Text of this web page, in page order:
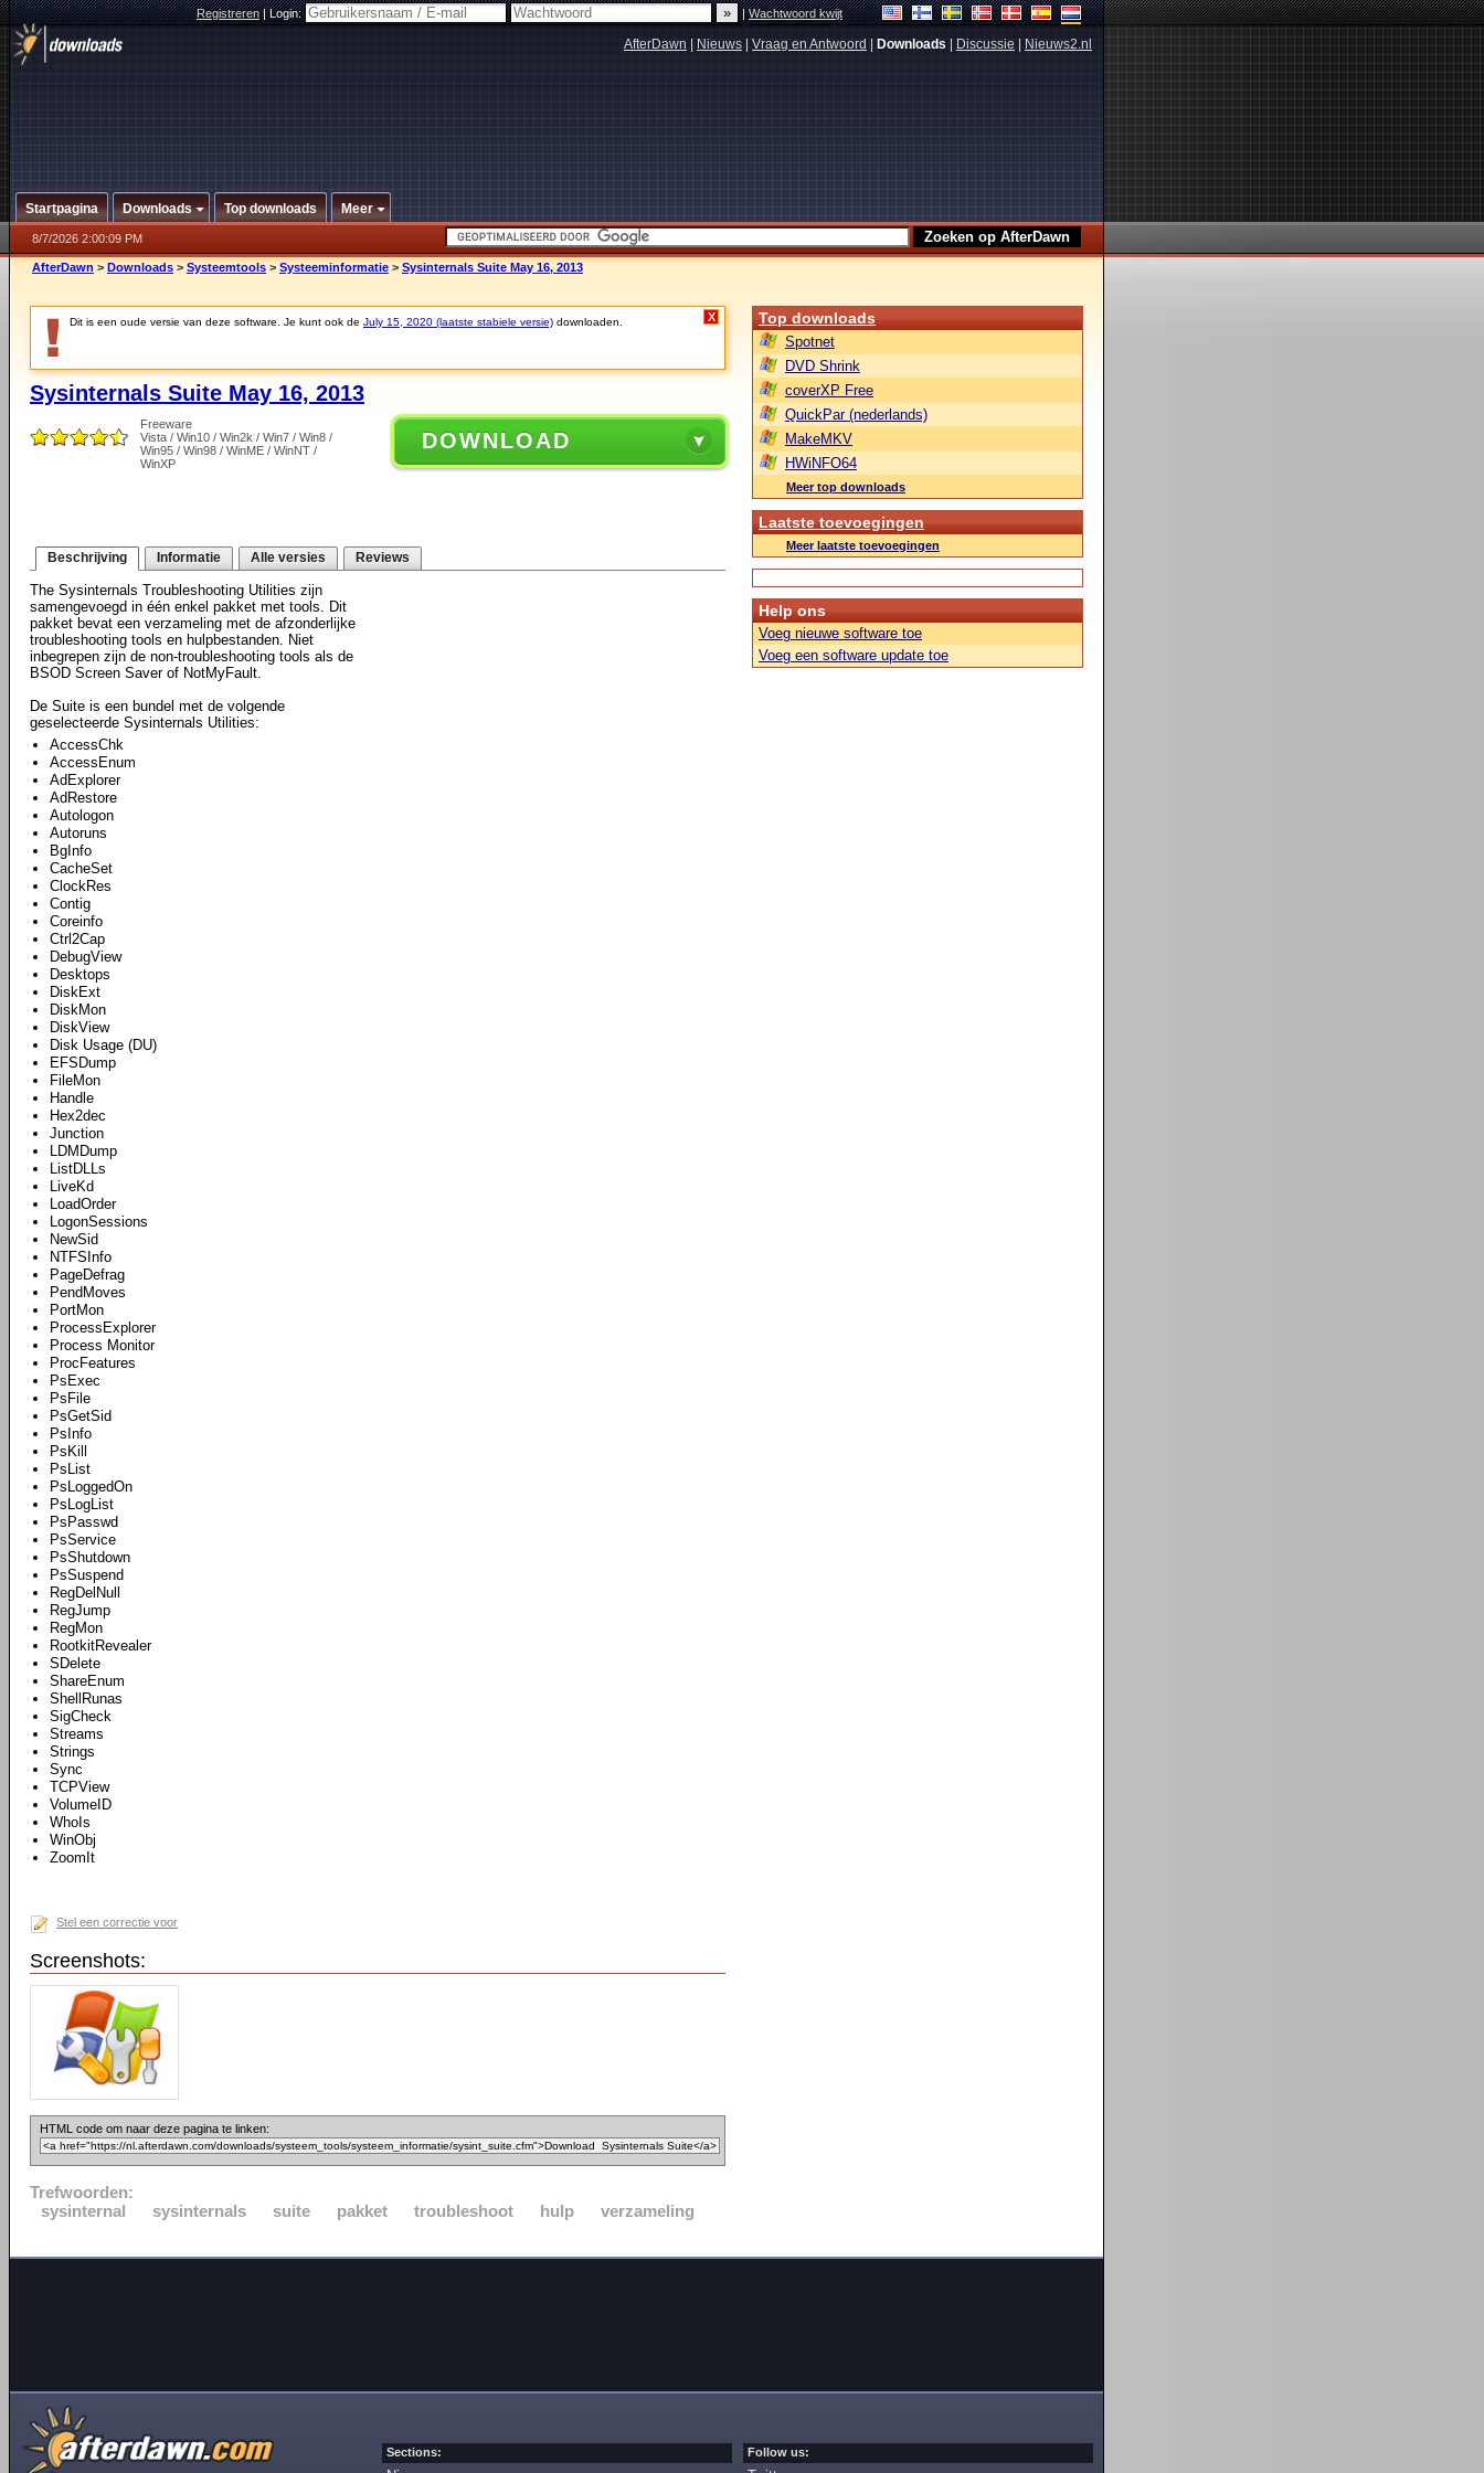
Registreren|Login: |Wachtwoord kwijt
AfterDawn Nieuws Vraag en Antwoord Downloads Discussie Nieuws2.nl
Startpagina Downloads Top downloads Meer
8/7/2026 2:00:09 PM
AfterDawn > Downloads > Systeemtools > Systeeminformatie > Sysinternals Suite May 16, 2013
Dit is een oude versie van deze software. Je kunt ook de July 15, 2020 (laatste stabiele versie) downloaden. X
Sysinternals Suite May 16, 2013
Freeware
Vista / Win10 / Win2k / Win7 / Win8 /
Win95 / Win98 / WinME / WinNT /
WinXP
DOWNLOAD
Beschrijving Informatie Alle versies Reviews
The Sysinternals Troubleshooting Utilities zijn
samengevoegd in één enkel pakket met tools. Dit
pakket bevat een verzameling met de afzonderlijke
troubleshooting tools en hulpbestanden. Niet
inbegrepen zijn de non-troubleshooting tools als de
BSOD Screen Saver of NotMyFault.
De Suite is een bundel met de volgende
geselecteerde Sysinternals Utilities:
AccessChk
AccessEnum
AdExplorer
AdRestore
Autologon
Autoruns
BgInfo
CacheSet
ClockRes
Contig
Coreinfo
Ctrl2Cap
DebugView
Desktops
DiskExt
DiskMon
DiskView
Disk Usage (DU)
EFSDump
FileMon
Handle
Hex2dec
Junction
LDMDump
ListDLLs
LiveKd
LoadOrder
LogonSessions
NewSid
NTFSInfo
PageDefrag
PendMoves
PortMon
ProcessExplorer
Process Monitor
ProcFeatures
PsExec
PsFile
PsGetSid
PsInfo
PsKill
PsList
PsLoggedOn
PsLogList
PsPasswd
PsService
PsShutdown
PsSuspend
RegDelNull
RegJump
RegMon
RootkitRevealer
SDelete
ShareEnum
ShellRunas
SigCheck
Streams
Strings
Sync
TCPView
VolumeID
WhoIs
WinObj
ZoomIt
Stel een correctie voor
Screenshots:
HTML code om naar deze pagina te linken:
Trefwoorden:
sysinternal
sysinternals suite pakket troubleshoot hulp verzameling
Top downloads
Spotnet
DVD Shrink
coverXP Free
QuickPar (nederlands)
MakeMKV
HWiNFO64
Meer top downloads
Laatste toevoegingen
Meer laatste toevoegingen
Help ons
Voeg nieuwe software toe
Voeg een software update toe
Sections: Follow us: